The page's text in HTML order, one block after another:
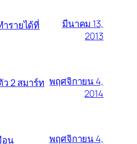
ำรายได้ที่
มีนาคม 13,
2013
ว 2 สมาร์ท พฤศจิกายน 4,
2014
อน พฤศจิกายน 4,